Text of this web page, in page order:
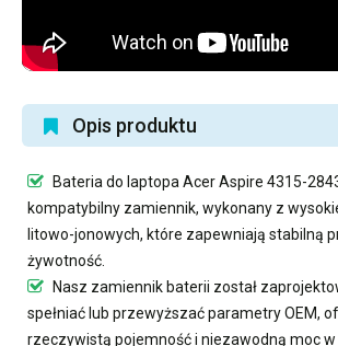
Opis produktu
Bateria do laptopa Acer Aspire 4315-
kompatybilny zamiennik, wykonany z
litowo-jonowych, które zapewniają stabilną
żywotność.
Nasz zamiennik baterii został
spełniać lub przewyższać parametry OEM,
rzeczywistą pojemność i niezawodną moc